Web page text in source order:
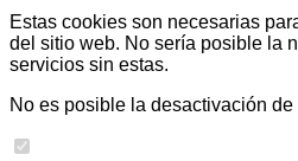
Estas cookies son necesarias
del sitio web. No sería posible la
servicios sin estas.
No es posible la desactivación de